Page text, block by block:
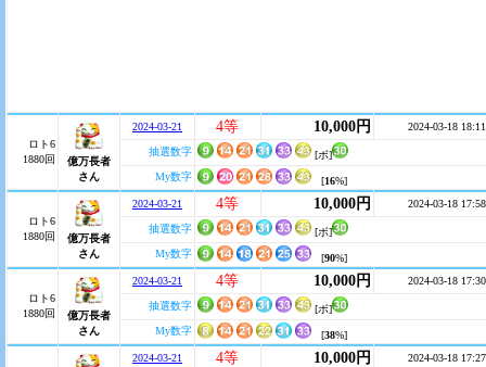
ロト6
1880回
億万長者
さん
2024-03-21 4等 10,000円 2024-03-18 18:11
抽選数字
[ボ]
My数字
[16%]
ロト6
1880回
億万長者
さん
2024-03-21 4等 10,000円 2024-03-18 17:58
抽選数字
[ボ]
My数字
[90%]
ロト6
1880回
億万長者
さん
2024-03-21 4等 10,000円 2024-03-18 17:30
抽選数字
[ボ]
My数字
[38%]
2024-03-21 4等 10,000円 2024-03-18 17:27